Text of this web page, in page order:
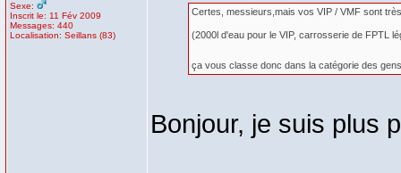
Sexe:
Inscrit le: 11 Fév 2009
Messages: 440
Localisation: Seillans (83)
Certes, messieurs,mais vos VIP / VMF sont
(2000l d'eau pour le VIP, carrosserie de FPTL
ça vous classe donc dans la catégorie des
Bonjour, je suis plus